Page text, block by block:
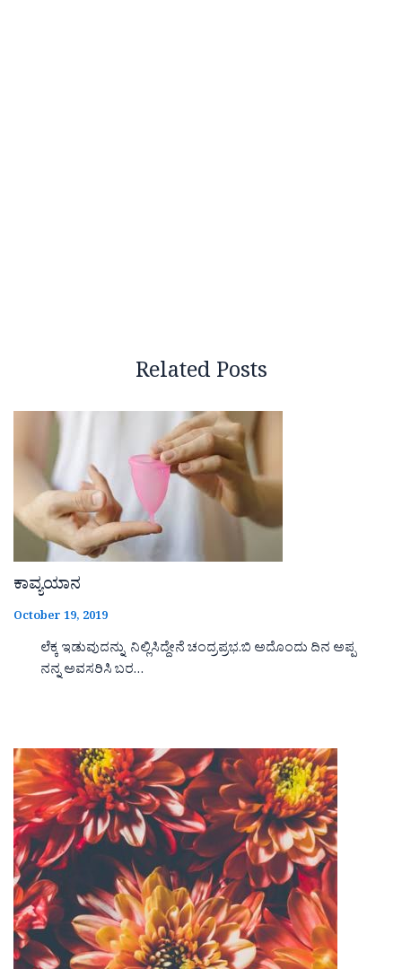
Related Posts
ಕಾವ್ಯಯಾನ
October 19, 2019
ಲೆಕ್ಕ ಇಡುವುದನ್ನು ನಿಲ್ಲಿಸಿದ್ದೇನೆ ಚಂದ್ರಪ್ರಭ.ಬಿ ಅದೊಂದು ದಿನ ಅಪ್ಪ
ನನ್ನ ಅವಸರಿಸಿ ಬರ…